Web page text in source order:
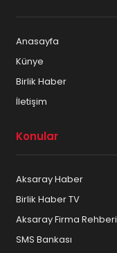
Anasayfa
Künye
Birlik Haber
İletişim
Konular
Aksaray Haber
Birlik Haber TV
Aksaray Firma Rehberi
SMS Bankası